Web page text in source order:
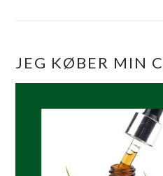
JEG KØBER MIN